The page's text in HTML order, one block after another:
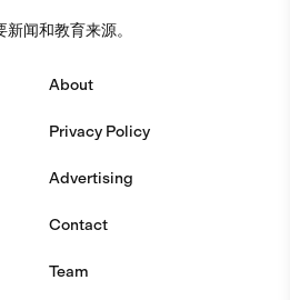
闻和教育来源。
About
Privacy Policy
Advertising
Contact
Team